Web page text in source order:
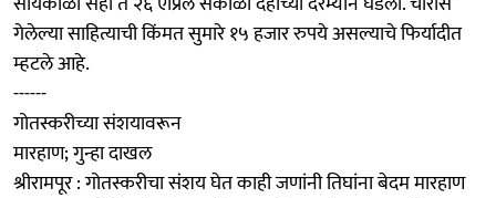
गेलेल्या साहित्याची किंमत सुमारे १५ हजार रुपये असल्याचे फिर्यादीत
म्हटले आहे.
------
गोतस्करीच्या संशयावरून
मारहाण; गुन्हा दाखल
श्रीरामपूर : गोतस्करीचा संशय घेत काही जणांनी तिघांना बेदम मारहाण